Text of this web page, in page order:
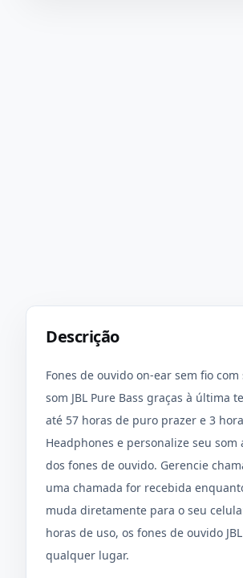
Descrição
Fones de ouvido on-ear sem fio
som JBL Pure Bass graças à última
até 57 horas de puro prazer e 3
Headphones e personalize seu
dos fones de ouvido. Gerencie
uma chamada for recebida
muda diretamente para o seu
horas de uso, os fones de ouvido
qualquer lugar.